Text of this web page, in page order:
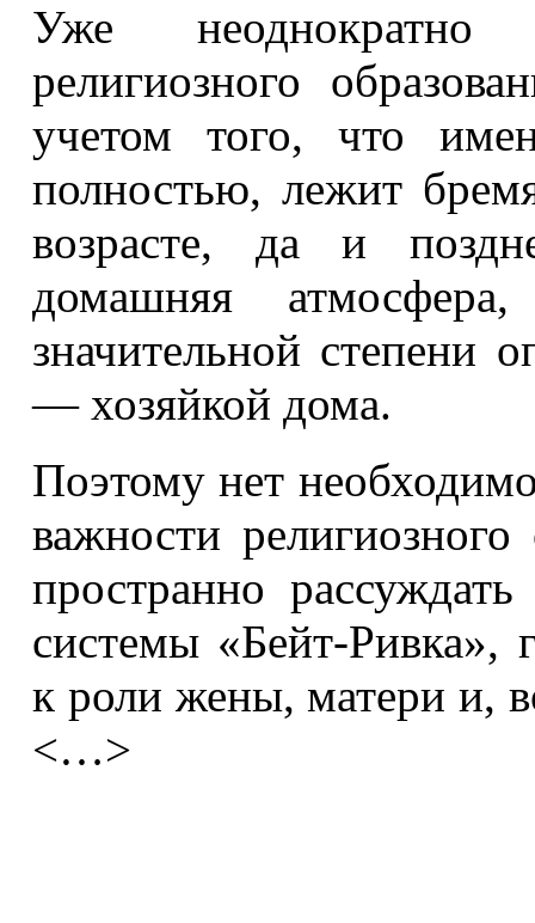
Уже неоднократно
религиозного
учетом того, что
полностью, лежит
возрасте, да и
домашняя
значительной степени
— хозяйкой дома.
Поэтому нет
важности
пространно
системы «Бейт-Ривка»,
к роли жены, матери и,
<…>